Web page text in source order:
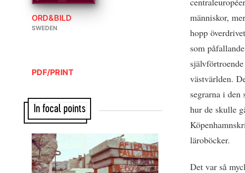
människor,
hopp
som
västvärlden.
segrarna i
hur de skulle
läroböcker.
Det var så
ORD&BILD
SWEDEN
PDF/PRINT
In focal points